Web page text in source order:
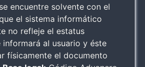
encuentre solvente con el
el sistema informático
no refleje el estatus
al usuario y éste
físicamente el documento